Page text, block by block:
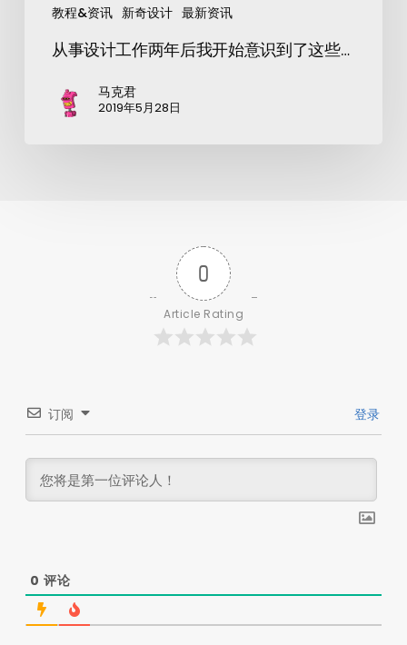
教程&资讯 新奇设计 最新资讯
从事设计工作两年后我开始意识到了这些…
马克君
2019年5月28日
0
Article Rating
订阅 登录
0 评论